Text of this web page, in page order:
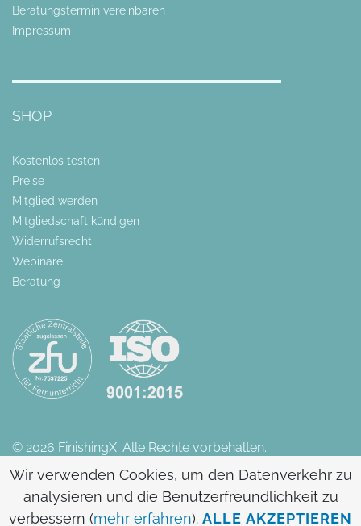
Beratungstermin vereinbaren
Impressum
SHOP
Kostenlos testen
Preise
Mitglied werden
Mitgliedschaft kündigen
Widerrufsrecht
Webinare
Beratung
© 2026 FinishingX. Alle Rechte vorbehalten.
Wir verwenden Cookies, um den Datenverkehr zu
analysieren und die Benutzerfreundlichkeit zu
verbessern (mehr erfahren). ALLE AKZEPTIEREN